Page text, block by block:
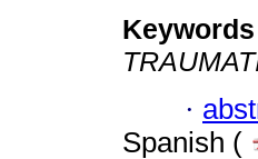
·
Spanish (